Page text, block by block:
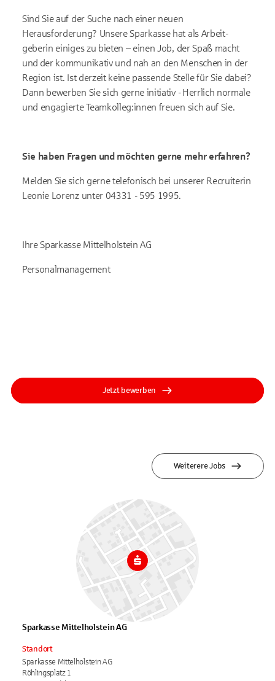
Sind Sie auf der Suche nach einer neuen
Herausforderung? Unsere Sparkasse hat als Arbeit­
geberin einiges zu bieten – einen Job, der Spaß macht
und der kommunikativ und nah an den Menschen in der
Region ist. Ist derzeit keine passende Stelle für Sie dabei?
Dann bewerben Sie sich gerne initiativ - Herrlich normale
und engagierte Teamkolleg:innen freuen sich auf Sie.
Sie haben Fragen und möchten gerne mehr erfahren?
Melden Sie sich gerne telefonisch bei unserer Recruiterin
Leonie Lorenz unter 04331 - 595 1995.
Ihre Sparkasse Mittelholstein AG
Personalmanagement
Jetzt bewerben
Weiterere Jobs
Sparkasse Mittelholstein AG
Standort
Sparkasse Mittelholstein AG
Röhlingsplatz 1